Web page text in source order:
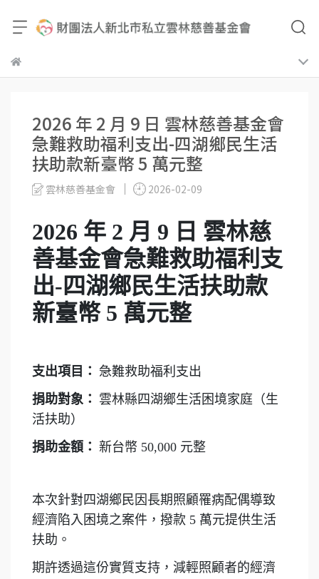
2026 年 2 月 9 日 雲林慈善基金會
急難救助福利支出-四湖鄉民生活
扶助款新臺幣 5 萬元整
雲林慈善基金會 2026-02-09
2026 年 2 月 9 日 雲林慈
善基金會急難救助福利支
出-四湖鄉民生活扶助款
新臺幣 5 萬元整
支出項目： 急難救助福利支出
捐助對象： 雲林縣四湖鄉生活困境家庭（生
活扶助）
捐助金額： 新台幣 50,000 元整
本次針對四湖鄉民因長期照顧罹病配偶導致
經濟陷入困境之案件，撥款 5 萬元提供生活
扶助。
期許透過這份實質支持，減輕照顧者的經濟